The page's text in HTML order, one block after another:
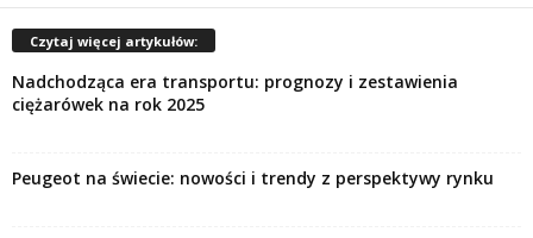
Czytaj więcej artykułów:
Nadchodząca era transportu: prognozy i zestawienia
ciężarówek na rok 2025
Peugeot na świecie: nowości i trendy z perspektywy rynku